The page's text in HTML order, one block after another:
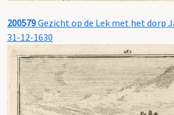
200579Gezicht op de Lek met het dorp
31-12-1630